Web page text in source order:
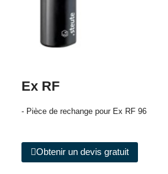
Ex RF
- Pièce de rechange pour Ex RF 96
Obtenir un devis gratuit